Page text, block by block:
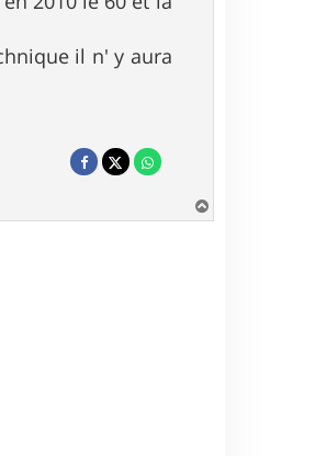
il n' y aura
a